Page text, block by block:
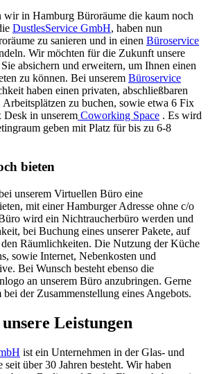
wir in Hamburg Büroräume die kaum noch
DustlesService GmbH, haben nun
zu sanieren und in einen Büroservice
Wir möchten für die Zukunft unsere
absichern und erweitern, um Ihnen einen
zu können. Bei unserem Büroservice
haben einen privaten, abschließbaren
zu buchen, sowie etwa 6 Fix
Desk in unserem Coworking Space . Es wird
geben mit Platz für bis zu 6-8
bieten
unserem Virtuellen Büro eine
mit einer Hamburger Adresse ohne c/o
wird ein Nichtraucherbüro werden und
bei Buchung eines unserer Pakete, auf
Räumlichkeiten. Die Nutzung der Küche
sowie Internet, Nebenkosten und
Bei Wunsch besteht ebenso die
an unserem Büro anzubringen. Gerne
der Zusammenstellung eines Angebots.
Leistungen
ist ein Unternehmen in der Glas- und
über 30 Jahren besteht. Wir haben